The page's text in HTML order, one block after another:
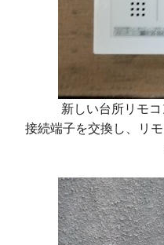
新しい台所リモコ
接続端子を交換し、リ